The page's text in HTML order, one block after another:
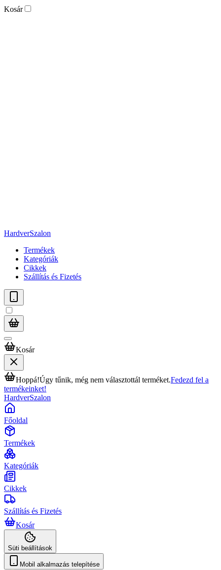
Kosár
HardverSzalon
Termékek
Kategóriák
Cikkek
Szállítás és Fizetés
Kosár
Hoppá!Úgy tűnik, még nem választottál terméket.Fedezd fel a
termékeinket!
HardverSzalon
Főoldal
Termékek
Kategóriák
Cikkek
Szállítás és Fizetés
Kosár
Süti beállítások
Mobil alkalmazás telepítése